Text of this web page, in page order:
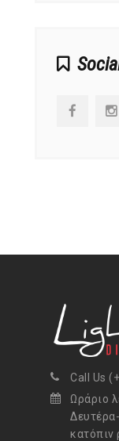
Call Us
Ωράριο
κατόπιν